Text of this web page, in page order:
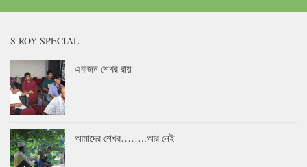
S ROY SPECIAL
একজন শেখর রায়
আমাদের শেখর……..আর নেই